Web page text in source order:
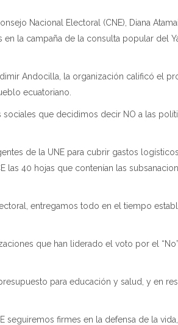
Nacional Electoral (CNE), Diana
la campaña de la consulta popular del
Andocilla, la organización calificó el
ecuatoriano.
que decidimos decir NO a las
de la UNE para cubrir gastos
40 hojas que contenían las
entregamos todo en el tiempo
que han liderado el voto por el
para educación y salud, y en
seguiremos firmes en la defensa de la